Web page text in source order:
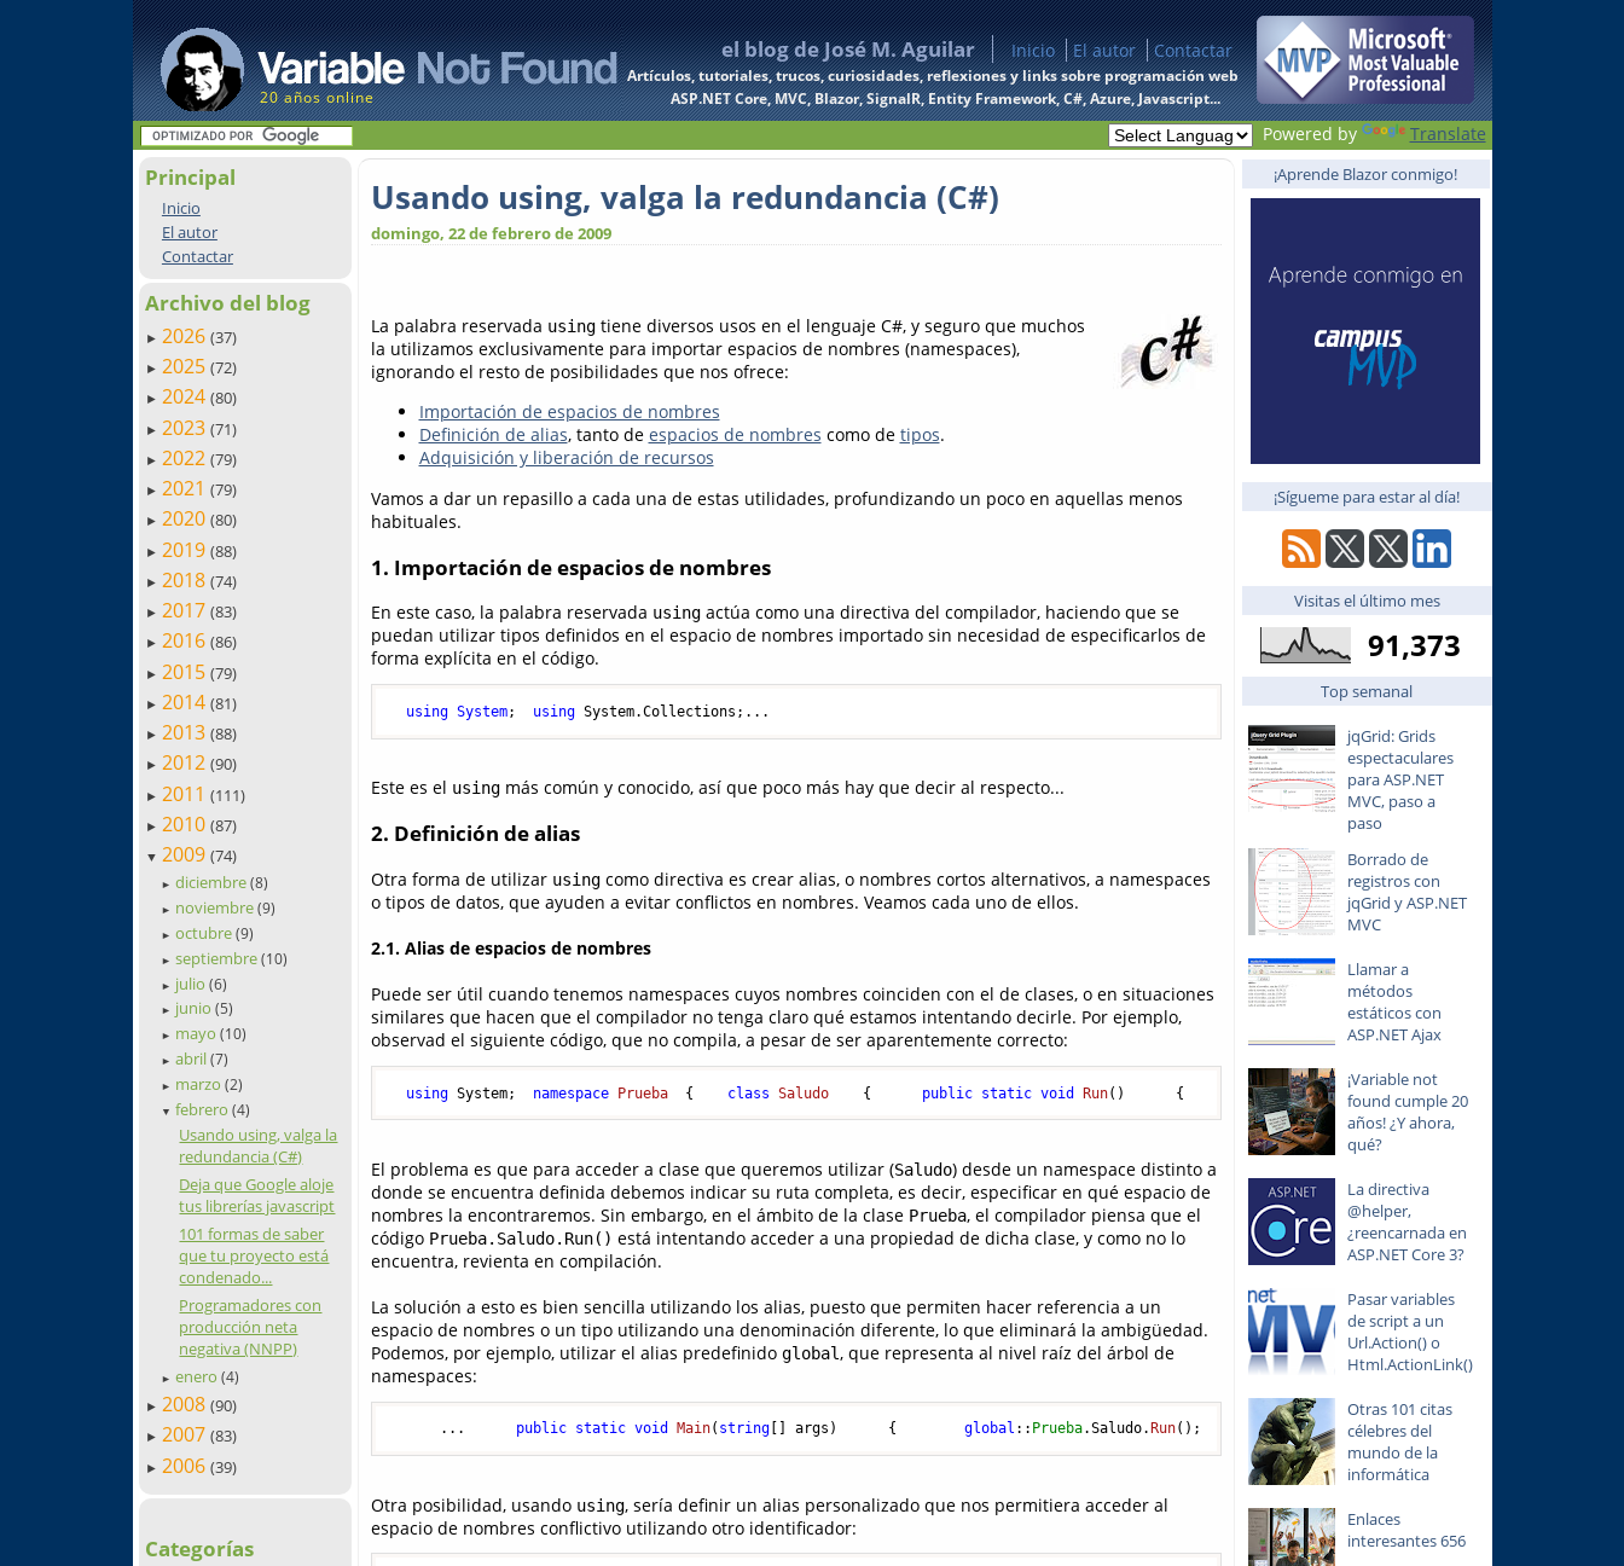
20 años online
el blog de José M. Aguilar Inicio El autor Contactar
Artículos, tutoriales, trucos, curiosidades, reflexiones y links sobre programación web
ASP.NET Core, MVC, Blazor, SignalR, Entity Framework, C#, Azure, Javascript...
Powered by Translate
Principal
Inicio
El autor
Contactar
Archivo del blog
► 2026 (37)
► 2025 (72)
► 2024 (80)
► 2023 (71)
► 2022 (79)
► 2021 (79)
► 2020 (80)
► 2019 (88)
► 2018 (74)
► 2017 (83)
► 2016 (86)
► 2015 (79)
► 2014 (81)
► 2013 (88)
► 2012 (90)
► 2011 (111)
► 2010 (87)
▼ 2009 (74)
► diciembre(8)
► noviembre(9)
► octubre(9)
► septiembre(10)
► julio(6)
► junio(5)
► mayo(10)
► abril(7)
► marzo(2)
▼ febrero(4)
Usando using, valga la
redundancia (C#)
Deja que Google aloje
tus librerías javascript
101 formas de saber
que tu proyecto está
condenado...
Programadores con
producción neta
negativa (NNPP)
► enero(4)
► 2008 (90)
► 2007 (83)
► 2006 (39)
Categorías
Usando using, valga la redundancia (C#)
domingo, 22 de febrero de 2009
La palabra reservada usingtiene diversos usos en el lenguaje C#, y seguro que muchos
la utilizamos exclusivamente para importar espacios de nombres (namespaces),
ignorando el resto de posibilidades que nos ofrece:
Importación de espacios de nombres
Definición de alias, tanto de espacios de nombres como de tipos.
Adquisición y liberación de recursos
Vamos a dar un repasillo a cada una de estas utilidades, profundizando un poco en aquellas menos
habituales.
1. Importación de espacios de nombres
En este caso, la palabra reservada usingactúa como una directiva del compilador, haciendo que se
puedan utilizar tipos definidos en el espacio de nombres importado sin necesidad de especificarlos de
forma explícita en el código.
using System; using System.Collections;...
Este es el usingmás común y conocido, así que poco más hay que decir al respecto...
2. Definición de alias
Otra forma de utilizar usingcomo directiva es crear alias, o nombres cortos alternativos, a namespaces
o tipos de datos, que ayuden a evitar conflictos en nombres. Veamos cada uno de ellos.
2.1. Alias de espacios de nombres
Puede ser útil cuando tenemos namespaces cuyos nombres coinciden con el de clases, o en situaciones
similares que hacen que el compilador no tenga claro qué estamos intentando decirle. Por ejemplo,
observad el siguiente código, que no compila, a pesar de ser aparentemente correcto:
using System; namespace Prueba
  {
class Saludo
    {
public static void Run()
      {        Console.WriteLine(
"hola");      }    }  }
El problema es que para acceder a clase que queremos utilizar (Saludo) desde un namespace distinto a
donde se encuentra definida debemos indicar su ruta completa, es decir, especificar en qué espacio de
nombres la encontraremos. Sin embargo, en el ámbito de la clase Prueba, el compilador piensa que el
código Prueba.Saludo.Run() está intentando acceder a una propiedad de dicha clase, y como no lo
encuentra, revienta en compilación.
La solución a esto es bien sencilla utilizando los alias, puesto que permiten hacer referencia a un
espacio de nombres o un tipo utilizando una denominación diferente, lo que eliminará la ambigüedad.
Podemos, por ejemplo, utilizar el alias predefinido global, que representa al nivel raíz del árbol de
namespaces:
      ...
public static void Main( string [] args)      { global :: Prueba.Saludo. Run();        Console. ReadLine();      }      ...
Otra posibilidad, usando using, sería definir un alias personalizado que nos permitiera acceder al
espacio de nombres conflictivo utilizando otro identificador:
¡Aprende Blazor conmigo!
¡Sígueme para estar al día!
Visitas el último mes
91,373
Top semanal
jqGrid: Grids
espectaculares
para ASP.NET
MVC, paso a
paso
Borrado de
registros con
jqGrid y ASP.NET
MVC
Llamar a
métodos
estáticos con
ASP.NET Ajax
¡Variable not
found cumple 20
años! ¿Y ahora,
qué?
La directiva
@helper,
¿reencarnada en
ASP.NET Core 3?
Pasar variables
de script a un
Url.Action() o
Html.ActionLink()
Otras 101 citas
célebres del
mundo de la
informática
Enlaces
interesantes 656